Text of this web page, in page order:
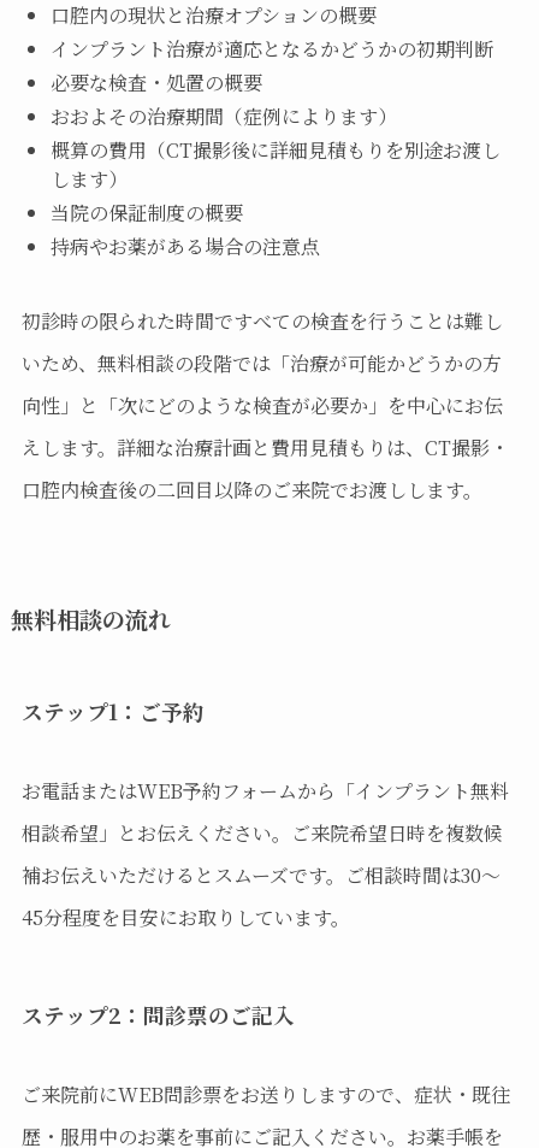
口腔内の現状と治療オプションの概要
インプラント治療が適応となるかどうかの初期判断
必要な検査・処置の概要
おおよその治療期間（症例によります）
概算の費用（CT撮影後に詳細見積もりを別途お渡し
します）
当院の保証制度の概要
持病やお薬がある場合の注意点
初診時の限られた時間ですべての検査を行うことは難し
いため、無料相談の段階では「治療が可能かどうかの方
向性」と「次にどのような検査が必要か」を中心にお伝
えします。詳細な治療計画と費用見積もりは、CT撮影・
口腔内検査後の二回目以降のご来院でお渡しします。
無料相談の流れ
ステップ1：ご予約
お電話またはWEB予約フォームから「インプラント無料
相談希望」とお伝えください。ご来院希望日時を複数候
補お伝えいただけるとスムーズです。ご相談時間は30〜
45分程度を目安にお取りしています。
ステップ2：問診票のご記入
ご来院前にWEB問診票をお送りしますので、症状・既往
歴・服用中のお薬を事前にご記入ください。お薬手帳を